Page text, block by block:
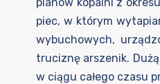
piec, w którym
wybuchowych,
truciznę arszenik.
w ciągu całego czasu